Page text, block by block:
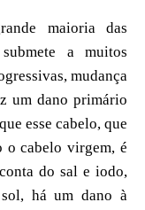
maioria das
a muitos
mudança
um dano primário
esse cabelo, que
o cabelo virgem, é
do sal e iodo,
há um dano à